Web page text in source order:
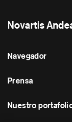
Novartis
Navegador
Prensa
Nuestro